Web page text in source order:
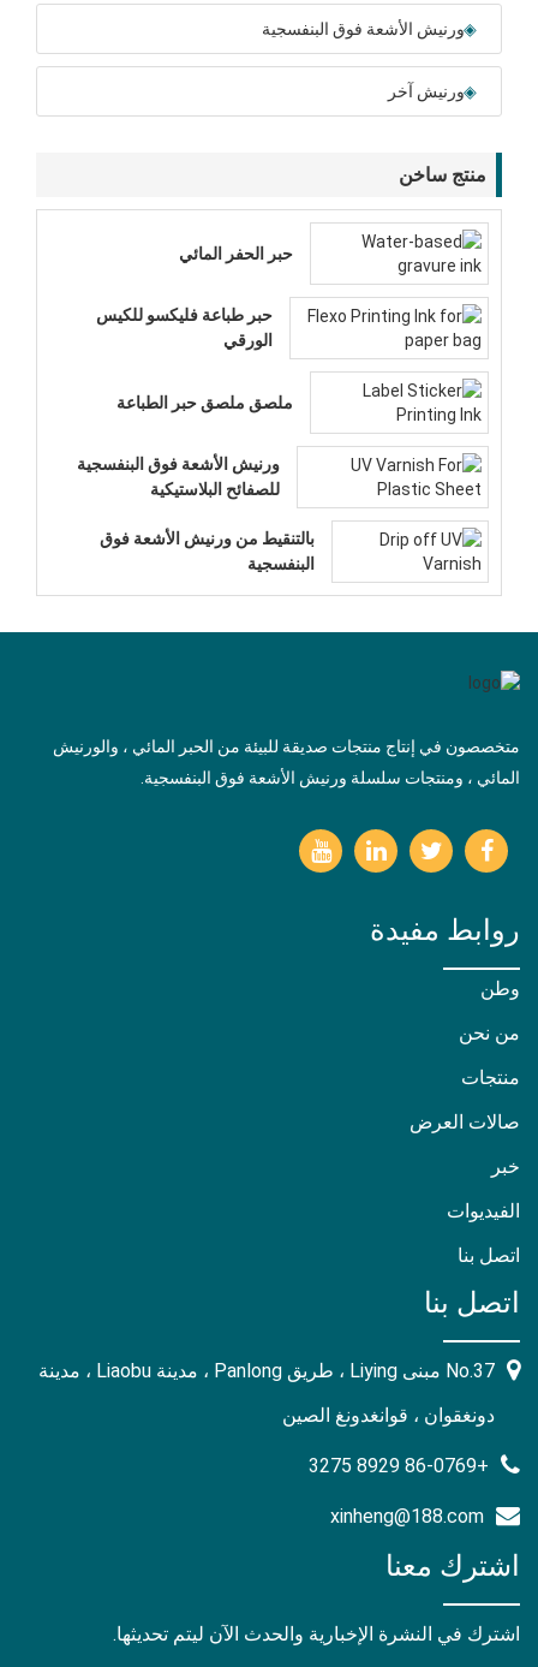
ورنيش الأشعة فوق البنفسجية
ورنيش آخر
منتج ساخن
حبر الحفر المائي
حبر طباعة فليكسو للكيس
الورقي
ملصق ملصق حبر الطباعة
ورنيش الأشعة فوق البنفسجية
للصفائح البلاستيكية
بالتنقيط من ورنيش الأشعة فوق
البنفسجية
متخصصون في إنتاج منتجات صديقة للبيئة من الحبر المائي ، والورنيش
المائي ، ومنتجات سلسلة ورنيش الأشعة فوق البنفسجية.
روابط مفيدة
وطن
من نحن
منتجات
صالات العرض
خبر
الفيديوات
اتصل بنا
اتصل بنا
No.37 مبنى Liying ، طريق Panlong ، مدينة Liaobu ، مدينة
دونغقوان ، قوانغدونغ الصين
+86-0769 8929 3275
xinheng@188.com
اشترك معنا
اشترك في النشرة الإخبارية والحدث الآن ليتم تحديثها.